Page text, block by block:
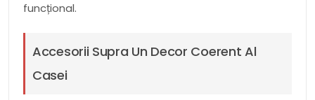
funcțional.
Accesorii Supra Un Decor Coerent Al
Casei